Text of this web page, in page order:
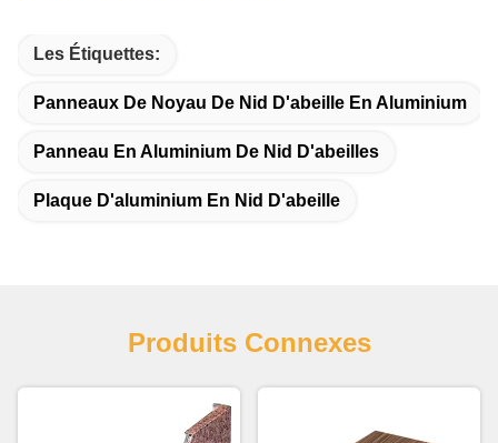
Les Étiquettes:
Panneaux De Noyau De Nid D'abeille En Aluminium
Panneau En Aluminium De Nid D'abeilles
Plaque D'aluminium En Nid D'abeille
Produits Connexes